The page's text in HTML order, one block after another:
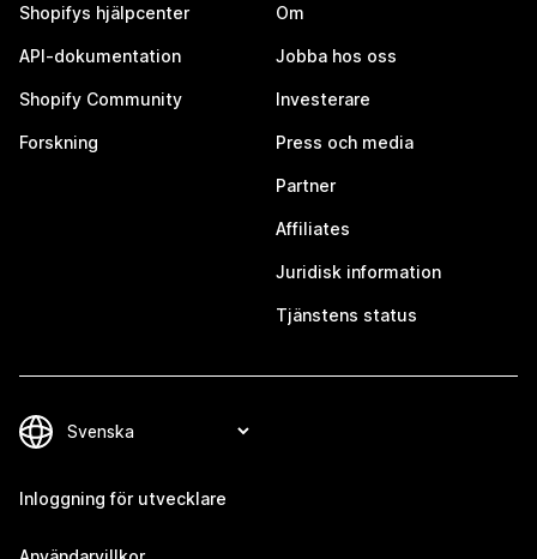
Shopifys hjälpcenter
API-dokumentation
Shopify Community
Forskning
Om
Jobba hos oss
Investerare
Press och media
Partner
Affiliates
Juridisk information
Tjänstens status
Inloggning för utvecklare